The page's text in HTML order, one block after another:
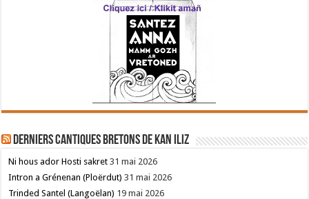
Derniers cantiques bretons de Kan Iliz
Ni hous ador Hosti sakret 31 mai 2026
Intron a Grénenan (Ploërdut) 31 mai 2026
Trinded Santel (Langoëlan) 19 mai 2026